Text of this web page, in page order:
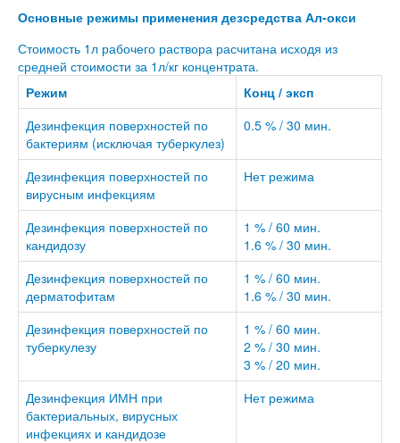
Основные режимы применения дезсредства Ал-окси
Стоимость 1л рабочего раствора расчитана исходя из
средней стоимости за 1л/кг концентрата.
Режим
Конц / эксп
Дезинфекция поверхностей по
бактериям (исключая туберкулез)
0.5 % / 30 мин.
Дезинфекция поверхностей по
вирусным инфекциям
Нет режима
Дезинфекция поверхностей по
кандидозу
1 % / 60 мин.
1.6 % / 30 мин.
Дезинфекция поверхностей по
дерматофитам
1 % / 60 мин.
1.6 % / 30 мин.
Дезинфекция поверхностей по
туберкулезу
1 % / 60 мин.
2 % / 30 мин.
3 % / 20 мин.
Дезинфекция ИМН при
бактериальных, вирусных
инфекциях и кандидозе
Нет режима